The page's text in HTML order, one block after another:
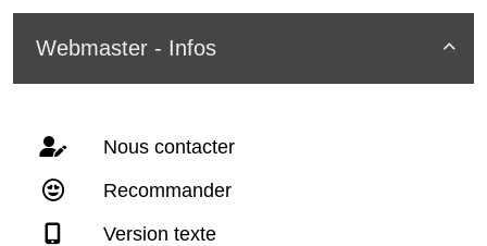

Webmaster - Infos
Nous contacter
Recommander
Version texte